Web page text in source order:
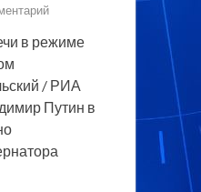
в режиме
/ РИА
Путин в